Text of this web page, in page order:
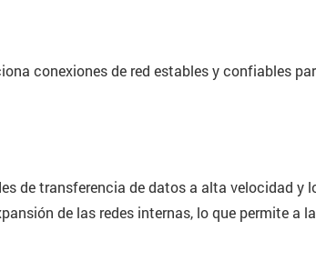
conexiones de red estables y confiables
de transferencia de datos a alta velocidad y
de las redes internas, lo que permite a